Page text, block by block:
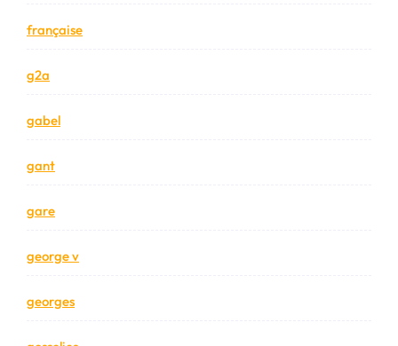
française
g2a
gabel
gant
gare
george v
georges